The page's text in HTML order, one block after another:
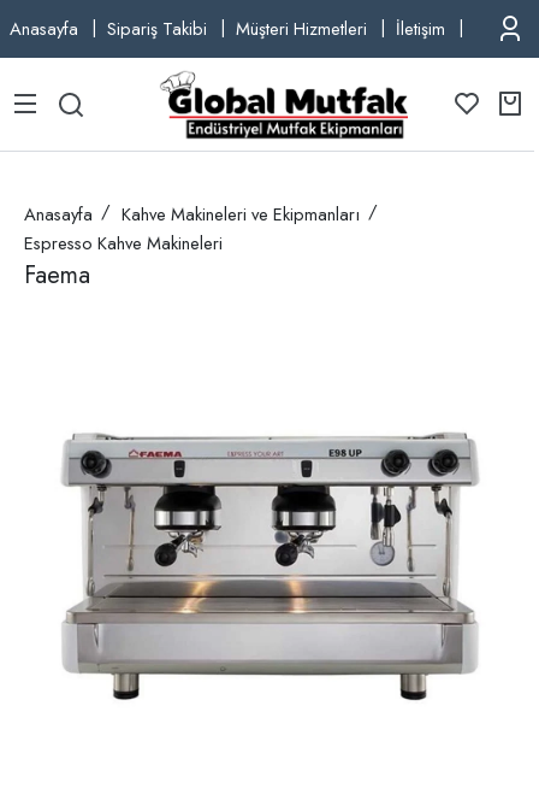
Anasayfa Sipariş Takibi Müşteri Hizmetleri İletişim TEL:
Anasayfa
Kahve Makineleri ve Ekipmanları
Espresso Kahve Makineleri
Faema